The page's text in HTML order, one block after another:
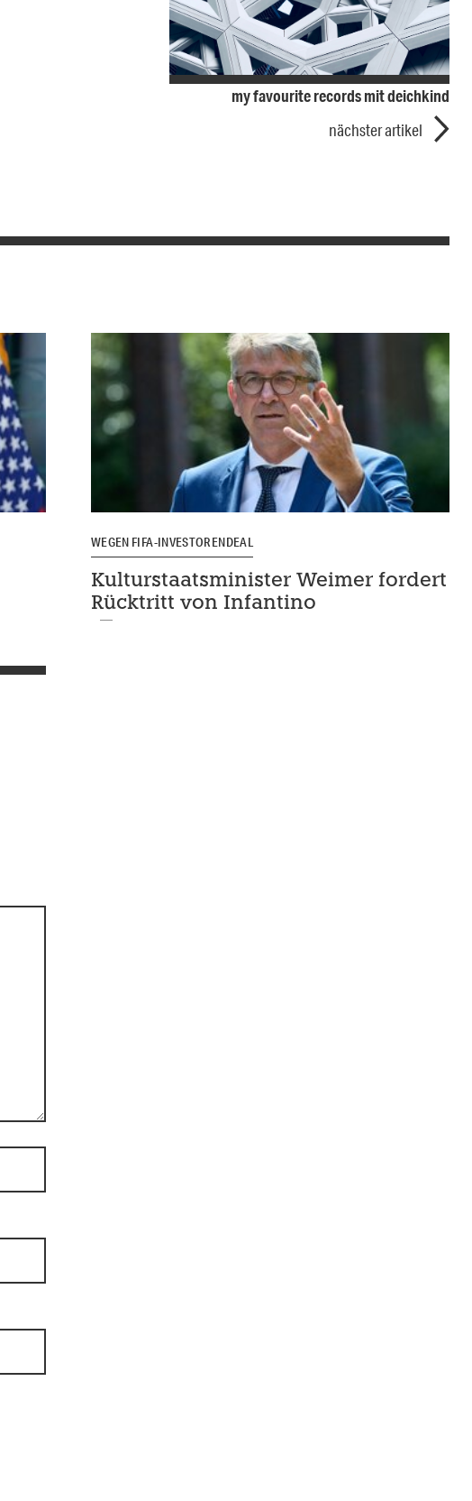
my favourite records mit deichkind
nächster artikel
WEGEN FIFA-INVESTORENDEAL
Kulturstaatsminister Weimer fordert
Rücktritt von Infantino